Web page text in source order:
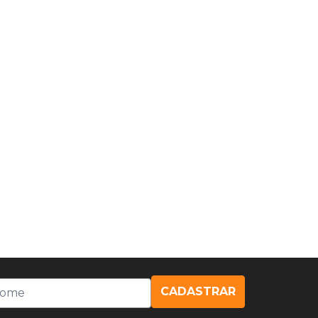
CADASTRAR